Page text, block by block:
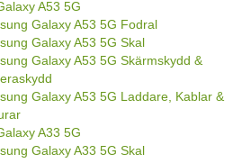
A53 5G
Galaxy A53 5G Fodral
Galaxy A53 5G Skal
Galaxy A53 5G Skärmskydd &
Galaxy A53 5G Laddare, Kablar &
A33 5G
Galaxy A33 5G Skal